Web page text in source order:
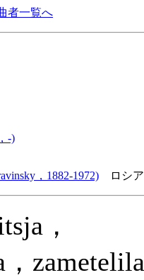
者一覧へ
-)
，1882-1972) ロシ
，